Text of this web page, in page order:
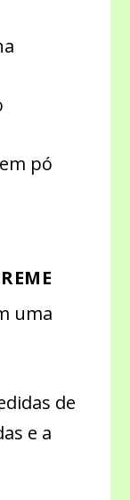
pó
uma
de
e a